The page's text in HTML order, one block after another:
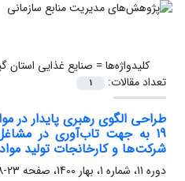
کلیدواژه‌ها = صنایع غذایی استان
تعداد مقالات:
1
طراحی الگوی رهبری پایدار در
19 به جهت تاب‌آوری در
شرکت‌ها و کارخانجات تولید
دوره 11، شماره 1، بهار 1400، صفحه
23-58